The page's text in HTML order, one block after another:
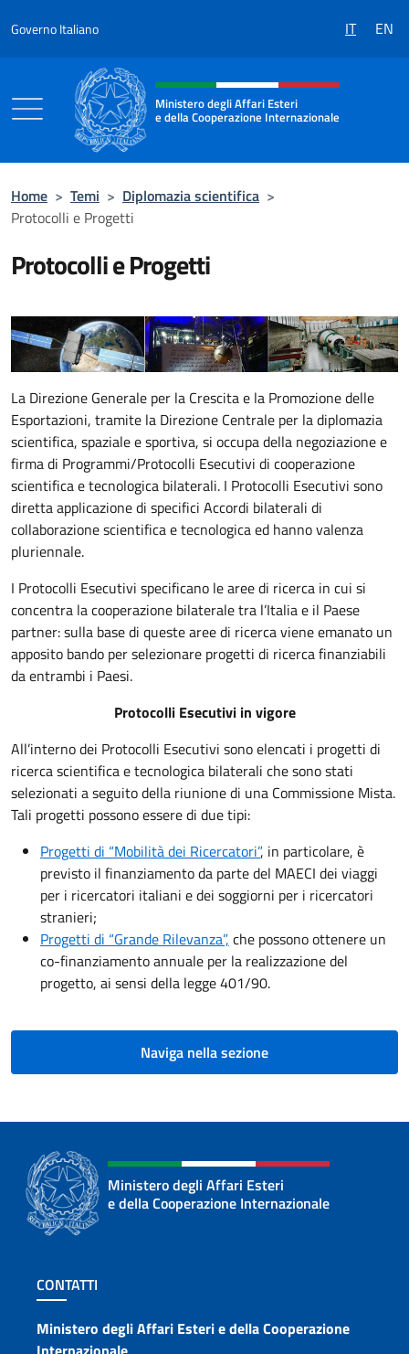
Governo Italiano IT EN
Intestazione sito, social e menù
Ministero degli Affari Esteri
e della Cooperazione Internazionale
Home > Temi > Diplomazia scientifica >
Protocolli e Progetti
Protocolli e Progetti
La Direzione Generale per la Crescita e la Promozione delle
Esportazioni, tramite la Direzione Centrale per la diplomazia
scientifica, spaziale e sportiva, si occupa della negoziazione e
firma di Programmi/Protocolli Esecutivi di cooperazione
scientifica e tecnologica bilaterali. I Protocolli Esecutivi sono
diretta applicazione di specifici Accordi bilaterali di
collaborazione scientifica e tecnologica ed hanno valenza
pluriennale.
I Protocolli Esecutivi specificano le aree di ricerca in cui si
concentra la cooperazione bilaterale tra l’Italia e il Paese
partner: sulla base di queste aree di ricerca viene emanato un
apposito bando per selezionare progetti di ricerca finanziabili
da entrambi i Paesi.
Protocolli Esecutivi in vigore
All’interno dei Protocolli Esecutivi sono elencati i progetti di
ricerca scientifica e tecnologica bilaterali che sono stati
selezionati a seguito della riunione di una Commissione Mista.
Tali progetti possono essere di due tipi:
Progetti di “Mobilità dei Ricercatori”, in particolare, è
previsto il finanziamento da parte del MAECI dei viaggi
per i ricercatori italiani e dei soggiorni per i ricercatori
stranieri;
Progetti di “Grande Rilevanza”, che possono ottenere un
co-finanziamento annuale per la realizzazione del
progetto, ai sensi della legge 401/90.
Naviga nella sezione
Ministero degli Affari Esteri
e della Cooperazione Internazionale
Sezione footer
CONTATTI
Contatti
Ministero degli Affari Esteri e della Cooperazione